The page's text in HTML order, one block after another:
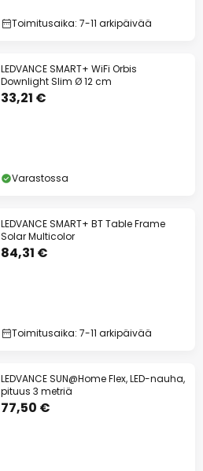
Toimitusaika: 7-11 arkipäivää
LEDVANCE SMART+ WiFi Orbis
Downlight Slim Ø 12 cm
33,21 €
Varastossa
LEDVANCE SMART+ BT Table Frame
Solar Multicolor
84,31 €
Toimitusaika: 7-11 arkipäivää
LEDVANCE SUN@Home Flex, LED-nauha,
pituus 3 metriä
77,50 €